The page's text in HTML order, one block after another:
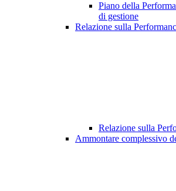
Piano della
di gestione
Relazione sulla
Relazione sulla
Ammontare complessivo